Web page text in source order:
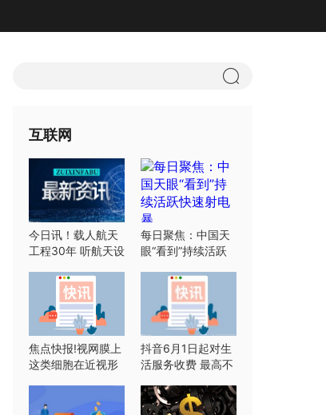
互联网
今日讯！载人航天
工程30年 听航天设
每日聚焦：中国天
眼“看到”持续活跃
焦点快报!视网膜上
这类细胞在近视形
抖音6月1日起对生
活服务收费 最高不